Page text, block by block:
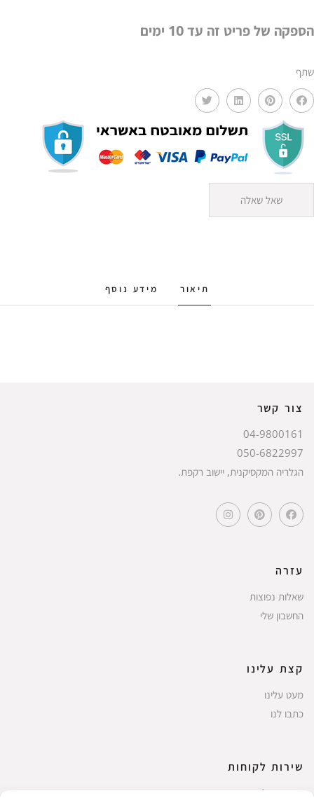
AMR
הספקה של פריט זה עד 10 ימים
שתף
שאל שאלה
תיאור מידע נוסף
צור קשר
04-9800161
050-6822997
הגלריה המקסיקנית, יישוב רקפת.
עזרה
שאלות נפוצות
החשבון שלי
קצת עלינו
מעט עלינו
כתבו לנו
שירות לקוחות
החשבון שלי